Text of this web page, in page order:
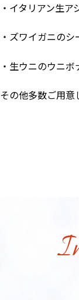
・イタリアン
・ズワイガニの
・生ウニのウ
その他多数ご用意